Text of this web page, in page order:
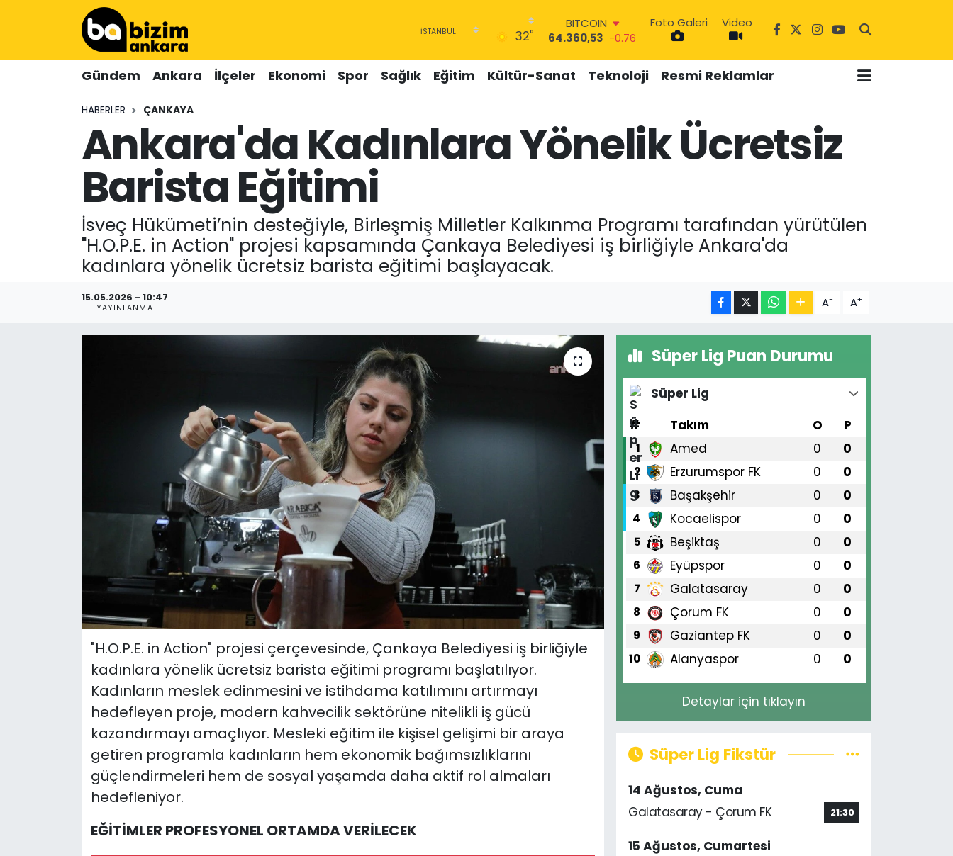
32°
BITCOIN
64.360,53
-0.76
DOLAR
47,7069 0.17
EURO
GRAM ALTIN
6574.81
1.44
Foto Galeri Video
Gündem Ankara İlçeler Ekonomi Spor Sağlık Eğitim Kültür-Sanat Teknoloji Resmi Reklamlar
HABERLER ÇANKAYA
Ankara'da Kadınlara Yönelik Ücretsiz
Barista Eğitimi
İsveç Hükümeti’nin desteğiyle, Birleşmiş Milletler Kalkınma Programı tarafından yürütülen
"H.O.P.E. in Action" projesi kapsamında Çankaya Belediyesi iş birliğiyle Ankara'da
kadınlara yönelik ücretsiz barista eğitimi başlayacak.
15.05.2026 - 10:47
YAYINLANMA A- A+
"H.O.P.E. in Action" projesi çerçevesinde, Çankaya Belediyesi iş birliğiyle
kadınlara yönelik ücretsiz barista eğitimi programı başlatılıyor.
Kadınların meslek edinmesini ve istihdama katılımını artırmayı
hedefleyen proje, modern kahvecilik sektörüne nitelikli iş gücü
kazandırmayı amaçlıyor. Mesleki eğitim ile kişisel gelişimi bir araya
getiren programla kadınların hem ekonomik bağımsızlıklarını
güçlendirmeleri hem de sosyal yaşamda daha aktif rol almaları
hedefleniyor.
EĞİTİMLER PROFESYONEL ORTAMDA VERİLECEK
Süper Lig Puan Durumu
Süper Lig
#
Takım O P
1 Amed 0 0
2 Erzurumspor FK 0 0
3 Başakşehir 0 0
4 Kocaelispor 0 0
5 Beşiktaş 0 0
6 Eyüpspor 0 0
7 Galatasaray 0 0
8 Çorum FK 0 0
9 Gaziantep FK 0 0
10 Alanyaspor 0 0
Detaylar için tıklayın
Süper Lig Fikstür
14 Ağustos, Cuma
Galatasaray - Çorum FK
21:30
15 Ağustos, Cumartesi
Hava Durumu
Süper Lig Puan Durumu ve Fikstür
Tüm Manşetler
Son Dakika Haberleri
Haber Arşivi